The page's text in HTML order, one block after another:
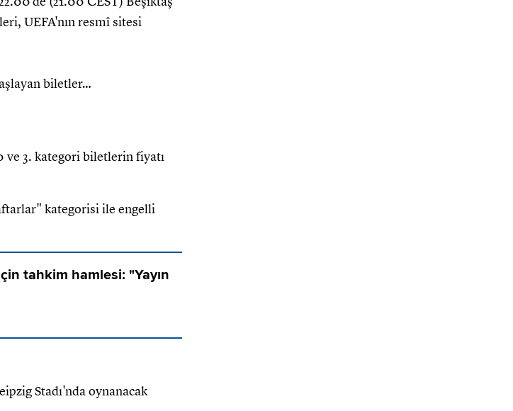
UEFA'nın resmî sitesi
biletler…
ve 3. kategori biletlerin fiyatı
kategorisi ile engelli
tahkim hamlesi: "Yayın
Stadı'nda oynanacak